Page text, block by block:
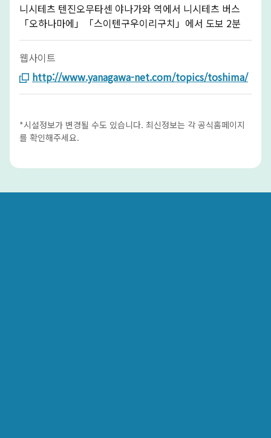
니시테츠 텐진오무타센 야나가와 역에서 니시테츠 버스
「오하나마에」「스이텐구우이리구치」에서 도보 2분
웹사이트
http://www.yanagawa-net.com/topics/toshima/
*시설정보가 변경될 수도 있습니다. 최신정보는 각 공식홈페이지
를 확인해주세요.